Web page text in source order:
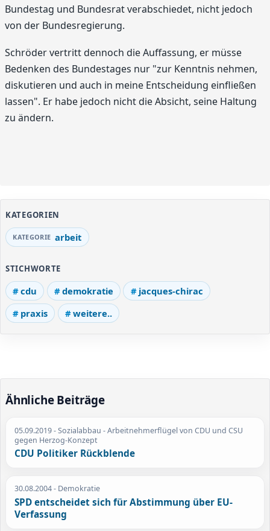
Bundestag und Bundesrat verabschiedet, nicht jedoch
von der Bundesregierung.
Schröder vertritt dennoch die Auffassung, er müsse
Bedenken des Bundestages nur "zur Kenntnis nehmen,
diskutieren und auch in meine Entscheidung einfließen
lassen". Er habe jedoch nicht die Absicht, seine Haltung
zu ändern.
KATEGORIEN
arbeit
STICHWORTE
cdu demokratie
jacques-chirac
praxis
weitere..
Ähnliche Beiträge
05.09.2019- Sozialabbau - Arbeitnehmerflügel von CDU und CSU
gegen Herzog-Konzept
CDU Politiker Rückblende
30.08.2004- Demokratie
SPD entscheidet sich für Abstimmung über EU-
Verfassung